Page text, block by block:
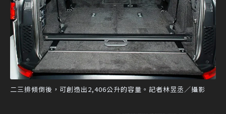
二三排傾倒後，可創造出2,406公升的容量。記者林昱丞／攝影